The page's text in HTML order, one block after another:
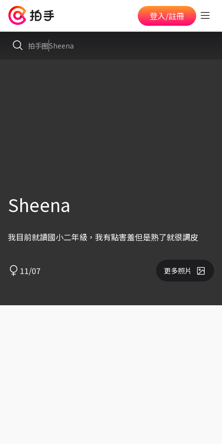
登入/註冊
拍手圈Sheena
Sheena
我目前就讀國小二年級，我有點害羞但是熟了就很調皮
11/07 更多照片